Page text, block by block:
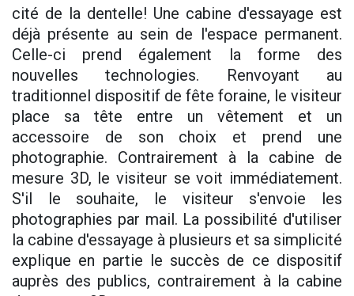
cité de la dentelle! Une cabine d'essayage est
déjà présente au sein de l'espace permanent.
Celle-ci prend également la forme des
nouvelles technologies. Renvoyant au
traditionnel dispositif de fête foraine, le visiteur
place sa tête entre un vêtement et un
accessoire de son choix et prend une
photographie. Contrairement à la cabine de
mesure 3D, le visiteur se voit immédiatement.
S'il le souhaite, le visiteur s'envoie les
photographies par mail. La possibilité d'utiliser
la cabine d'essayage à plusieurs et sa simplicité
explique en partie le succès de ce dispositif
auprès des publics, contrairement à la cabine